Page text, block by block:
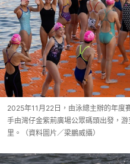
2025年11月22日，由泳總主辦的年
手由灣仔金紫荊廣場公眾碼頭出發，
里。（資料圖片／梁鵬威攝）